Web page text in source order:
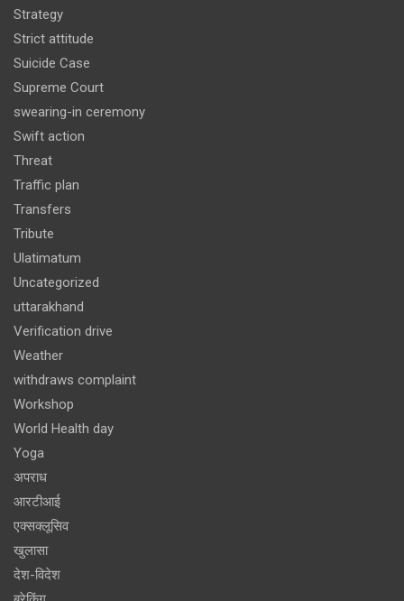
Strategy
Strict attitude
Suicide Case
Supreme Court
swearing-in ceremony
Swift action
Threat
Traffic plan
Transfers
Tribute
Ulatimatum
Uncategorized
uttarakhand
Verification drive
Weather
withdraws complaint
Workshop
World Health day
Yoga
अपराध
आरटीआई
एक्सक्लूसिव
खुलासा
देश-विदेश